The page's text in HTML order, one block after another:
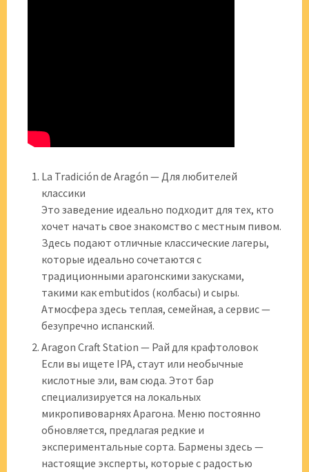
La Tradición de Aragón — Для любителей
классики
Это заведение идеально подходит для тех, кто
хочет начать свое знакомство с местным пивом.
Здесь подают отличные классические лагеры,
которые идеально сочетаются с
традиционными арагонскими закусками,
такими как embutidos (колбасы) и сыры.
Атмосфера здесь теплая, семейная, а сервис —
безупречно испанский.
Aragon Craft Station — Рай для крафтоловок
Если вы ищете IPA, стаут или необычные
кислотные эли, вам сюда. Этот бар
специализируется на локальных
микропивоварнях Арагона. Меню постоянно
обновляется, предлагая редкие и
экспериментальные сорта. Бармены здесь —
настоящие эксперты, которые с радостью